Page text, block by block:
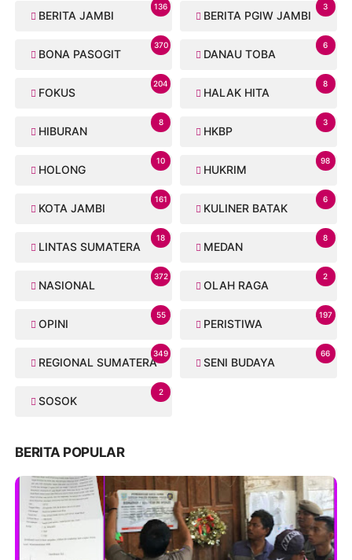
BERITA JAMBI
136
BERITA PGIW JAMBI
3
BONA PASOGIT
370
DANAU TOBA
6
FOKUS
204
HALAK HITA
8
HIBURAN
8
HKBP
3
HOLONG
10
HUKRIM
98
KOTA JAMBI
161
KULINER BATAK
6
LINTAS SUMATERA
18
MEDAN
8
NASIONAL
372
OLAH RAGA
2
OPINI
55
PERISTIWA
197
REGIONAL SUMATERA
349
SENI BUDAYA
66
SOSOK
2
BERITA POPULAR